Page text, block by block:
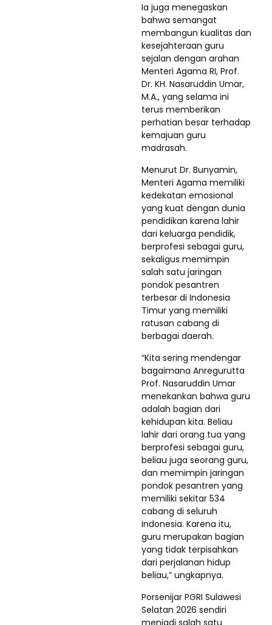
Ia juga menegaskan
bahwa semangat
membangun kualitas dan
kesejahteraan guru
sejalan dengan arahan
Menteri Agama RI, Prof.
Dr. KH. Nasaruddin Umar,
M.A., yang selama ini
terus memberikan
perhatian besar terhadap
kemajuan guru
madrasah.
Menurut Dr. Bunyamin,
Menteri Agama memiliki
kedekatan emosional
yang kuat dengan dunia
pendidikan karena lahir
dari keluarga pendidik,
berprofesi sebagai guru,
sekaligus memimpin
salah satu jaringan
pondok pesantren
terbesar di Indonesia
Timur yang memiliki
ratusan cabang di
berbagai daerah.
“Kita sering mendengar
bagaimana Anregurutta
Prof. Nasaruddin Umar
menekankan bahwa guru
adalah bagian dari
kehidupan kita. Beliau
lahir dari orang tua yang
berprofesi sebagai guru,
beliau juga seorang guru,
dan memimpin jaringan
pondok pesantren yang
memiliki sekitar 534
cabang di seluruh
Indonesia. Karena itu,
guru merupakan bagian
yang tidak terpisahkan
dari perjalanan hidup
beliau,” ungkapnya.
Porsenijar PGRI Sulawesi
Selatan 2026 sendiri
menjadi salah satu